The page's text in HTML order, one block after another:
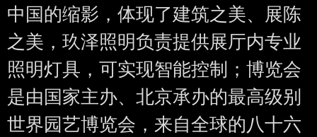
中国的缩影，体现了建筑之美、展陈
之美，玖泽照明负责提供展厅内专业
照明灯具，可实现智能控制；博览会
是由国家主办、北京承办的最高级别
世界园艺博览会，来自全球的八十六